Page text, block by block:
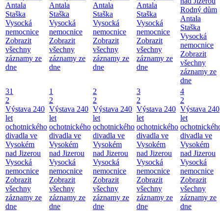
Antala
Staška
Vysocká
nemocnice
Zobrazit
všechny
záznamy ze
dne
Antala
Staška
Vysocká
nemocnice
Zobrazit
všechny
záznamy ze
dne
Antala
Staška
Vysocká
nemocnice
Zobrazit
všechny
záznamy ze
dne
Antala
Staška
Vysocká
nemocnice
Zobrazit
všechny
záznamy ze
dne
Rodný dům
Antala
Staška
Vysocká
nemocnice
Zobrazit
všechny
záznamy ze
dne
31
2
Výstava 240
let
ochotnického
divadla ve
Vysokém
nad Jizerou
Vysocká
nemocnice
Zobrazit
všechny
záznamy ze
dne
1
2
Výstava 240
let
ochotnického
divadla ve
Vysokém
nad Jizerou
Vysocká
nemocnice
Zobrazit
všechny
záznamy ze
dne
2
2
Výstava 240
let
ochotnického
divadla ve
Vysokém
nad Jizerou
Vysocká
nemocnice
Zobrazit
všechny
záznamy ze
dne
3
2
Výstava 240
let
ochotnického
divadla ve
Vysokém
nad Jizerou
Vysocká
nemocnice
Zobrazit
všechny
záznamy ze
dne
4
2
Výstava 240
let
divadla ve
Vysokém
nad Jizerou
Vysocká
nemocnice
Zobrazit
všechny
záznamy ze
dne